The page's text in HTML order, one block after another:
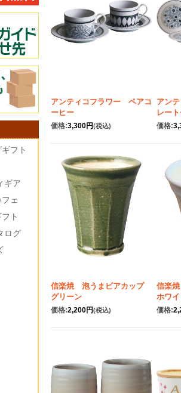
アンティコフラワー ペアコ
ーヒー
価格:3,300円(税込)
アン
レー
価格:
信楽焼 泡うまビアカップ
グリーン
価格:2,200円(税込)
信楽
ホワ
価格:
フト
ギア
ェ
ト
ログ